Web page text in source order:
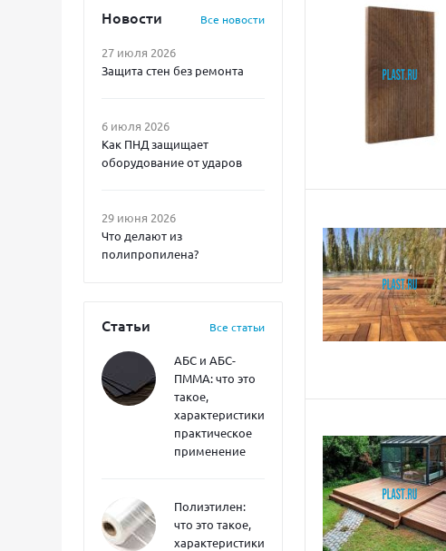
Новости Все новости
27 июля 2026
Защита стен без ремонта
6 июля 2026
Как ПНД защищает
оборудование от ударов
29 июня 2026
Что делают из
полипропилена?
Статьи Все статьи
АБС и АБС-
ПММА: что это
такое,
характеристики,
практическое
применение
Полиэтилен:
что это такое,
характеристики,